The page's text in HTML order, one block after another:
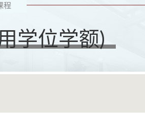
程
学位学额)